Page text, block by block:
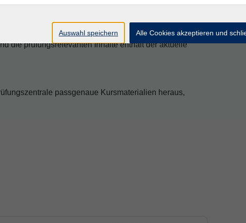
Sie auf der Webseite: www.xpert-business.eu
die prüfungsrelevanten Inhalte enthält der aktuelle
passgenaue Kursmaterialien heraus,
Auswahl speichern Alle Cookies akzeptieren und